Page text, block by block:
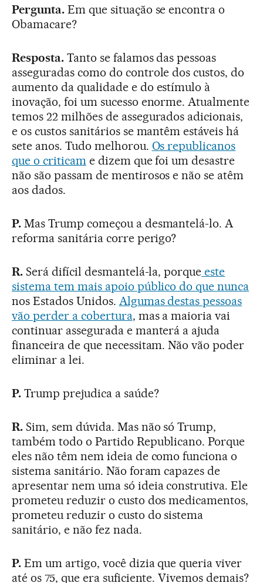
Pergunta. Em que situação se encontra o
Obamacare?
Resposta. Tanto se falamos das pessoas
asseguradas como do controle dos custos, do
aumento da qualidade e do estímulo à
inovação, foi um sucesso enorme. Atualmente
temos 22 milhões de assegurados adicionais,
e os custos sanitários se mantêm estáveis há
sete anos. Tudo melhorou. Os republicanos
que o criticame dizem que foi um desastre
não são passam de mentirosos e não se atêm
aos dados.
P. Mas Trump começou a desmantelá-lo. A
reforma sanitária corre perigo?
R. Será difícil desmantelá-la, porque este
sistema tem mais apoio público do que nunca
nos Estados Unidos. Algumas destas pessoas
vão perder a cobertura, mas a maioria vai
continuar assegurada e manterá a ajuda
financeira de que necessitam. Não vão poder
eliminar a lei.
P. Trump prejudica a saúde?
R. Sim, sem dúvida. Mas não só Trump,
também todo o Partido Republicano. Porque
eles não têm nem ideia de como funciona o
sistema sanitário. Não foram capazes de
apresentar nem uma só ideia construtiva. Ele
prometeu reduzir o custo dos medicamentos,
prometeu reduzir o custo do sistema
sanitário, e não fez nada.
P. Em um artigo, você dizia que queria viver
até os 75, que era suficiente. Vivemos demais?